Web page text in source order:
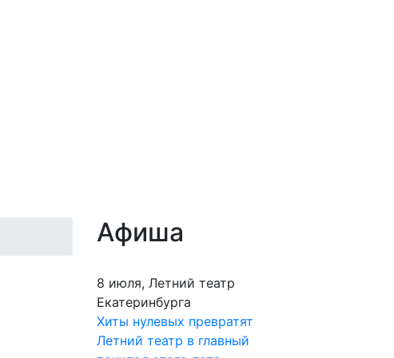
Афиша
8 июля, Летний театр
Екатеринбурга
Хиты нулевых превратят
Летний театр в главный